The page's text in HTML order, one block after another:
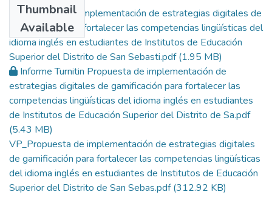
Thumbnail
Available
Propuesta de implementación de estrategias digitales de
gamificación para fortalecer las competencias lingüísticas del
idioma inglés en estudiantes de Institutos de Educación
Superior del Distrito de San Sebasti.pdf(1.95 MB)
Informe Turnitin Propuesta de implementación de
estrategias digitales de gamificación para fortalecer las
competencias lingüísticas del idioma inglés en estudiantes
de Institutos de Educación Superior del Distrito de Sa.pdf
(5.43 MB)
VP_Propuesta de implementación de estrategias digitales
de gamificación para fortalecer las competencias lingüísticas
del idioma inglés en estudiantes de Institutos de Educación
Superior del Distrito de San Sebas.pdf(312.92 KB)